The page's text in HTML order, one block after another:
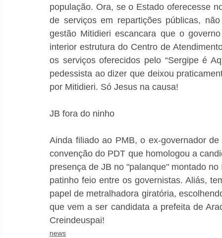
população. Ora, se o Estado oferecesse
de serviços em repartições públicas,
gestão Mitidieri escancara que o
interior estrutura do Centro de
os serviços oferecidos pelo “Sergipe é
pedessista ao dizer que deixou
por Mitidieri. Só Jesus na causa!
JB fora do ninho
Ainda filiado ao PMB, o ex-governador
convenção do PDT que homologou a
presença de JB no "palanque" montado
patinho feio entre os governistas. Aliás,
papel de metralhadora giratória,
que vem a ser candidata a prefeita de
Creindeuspai!
news